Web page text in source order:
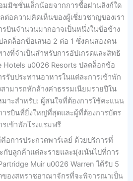
มมิชชั่นเล็กน้อยจากการซื้อผ่านลิงก์ใด
ต่อความคิดเห็นของผู้เชี่ยวชาญของเรา
บินจำนวนมากอาจเป็นหนึ่งในข้อข้าง
ดล็อกข้อเสนอ 2 ต่อ 1 ซึ่งคนสองคน
งที่จำเป็นสำหรับการอัปเกรดและสิทธิ
Hotels u0026 Resorts ปลดล็อกข้อ
รับประทานอาหารในแต่ละการเข้าพัก
ามารถหักล้างค่าธรรมเนียมรายปีใน
มาะสำหรับ: ผู้สนใจที่ต้องการใช้คะแนน
รบินที่ยิ่งใหญ่ที่สุดและผู้ที่ต้องการบัตร
เข้าพักโรงแรมฟรี
อการประกวดพาร์เลย์ ด้วยบริการที่
บลูกค้าแต่ละรายและมุ่งเน้นไปที่การ
Muir u0026 Warren ได้รับ 5
ของสหราชอาณาจักรที่จะพิจารณาเป็น